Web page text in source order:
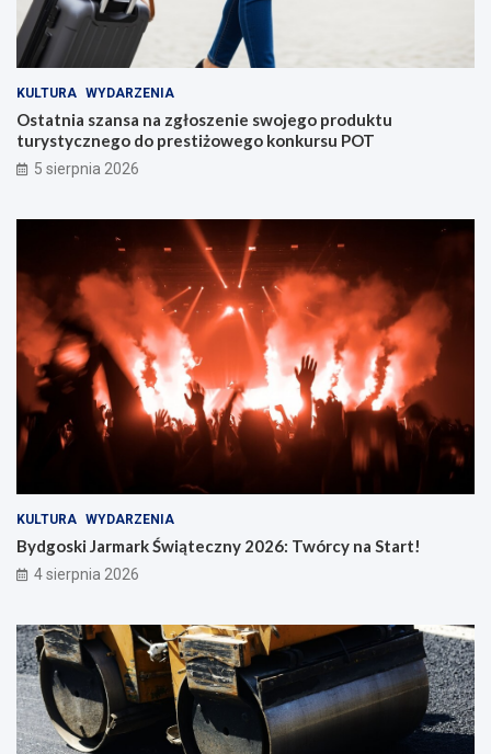
KULTURA WYDARZENIA
Ostatnia szansa na zgłoszenie swojego produktu
turystycznego do prestiżowego konkursu POT
5 sierpnia 2026
KULTURA WYDARZENIA
Bydgoski Jarmark Świąteczny 2026: Twórcy na Start!
4 sierpnia 2026